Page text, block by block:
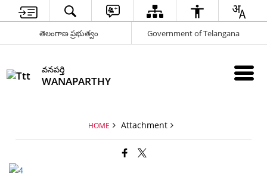
తెలంగాణ ప్రభుత్వం Government of Telangana
వనపర్తి
WANAPARTHY
HOME Attachment